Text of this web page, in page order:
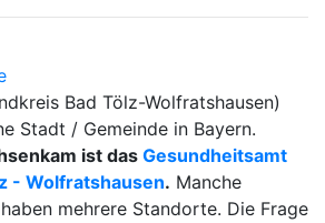
Bad Tölz-Wolfratshausen)
Stadt / Gemeinde in Bayern.
ist das Gesundheitsamt
- Wolfratshausen. Manche
mehrere Standorte. Die Frage